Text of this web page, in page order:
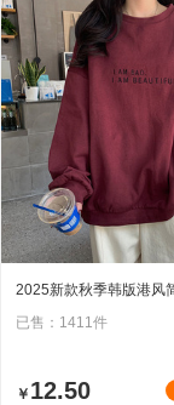
已售：1411件
￥ 12.50